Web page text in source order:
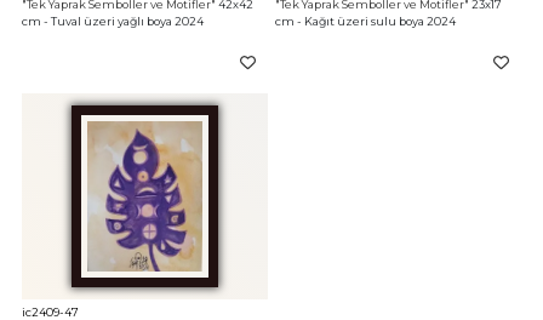
"Tek Yaprak Semboller ve Motifler" 42x42
cm - Tuval üzeri yağlı boya 2024
"Tek Yaprak Semboller ve Motifler" 23x17
cm - Kağıt üzeri sulu boya 2024
ic2409-47